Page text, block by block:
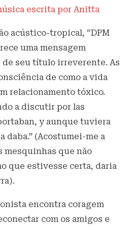
escrita por Anitta
acústico-tropical, “DPM
uma mensagem
de seu título irreverente. As
de como a vida
relacionamento tóxico.
a discutir por las
y aunque tuviera
daba.” (Acostumei-me a
mesquinhas que não
que estivesse certa, daria
encontra coragem
com os amigos e